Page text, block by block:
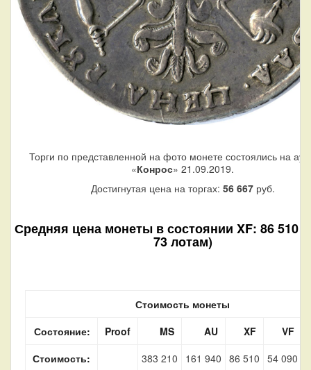
Торги по представленной на фото монете состоялись на
«Конрос» 21.09.2019.
Достигнутая цена на торгах: 56 667руб.
Средняя цена монеты в состоянии XF: 86 510
73 лотам)
Стоимость монеты
Состояние:
Proof MS AU XF
VF
Стоимость:
383 210 161 940 86 510 54 090